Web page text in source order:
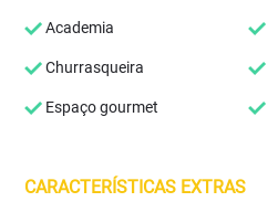
Academia
Churrasqueira
Espaço gourmet
CARACTERÍSTICAS EXTRAS